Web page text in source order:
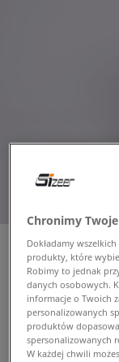
DICKIES
DENIM
damskie, sukienki i
Chronimy
Dokładamy
produkty, które
Robimy to jednak
danych osobowych.
informacje o Twoich
personalizowanych
produktów
spersonalizowanych
W każdej chwili